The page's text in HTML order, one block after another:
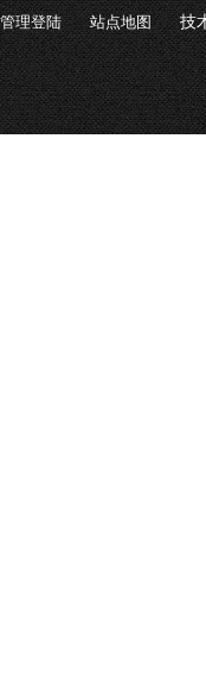
管理登陆 站点地图 技